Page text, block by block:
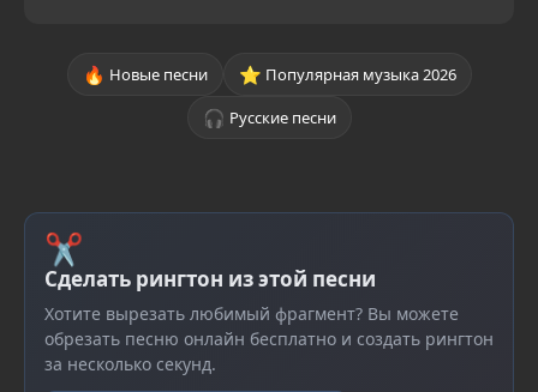
🔥 Новые песни ⭐ Популярная музыка 2026
🎧 Русские песни
✂
Сделать рингтон из этой песни
Хотите вырезать любимый фрагмент? Вы можете
обрезать песню онлайн бесплатно и создать рингтон
за несколько секунд.